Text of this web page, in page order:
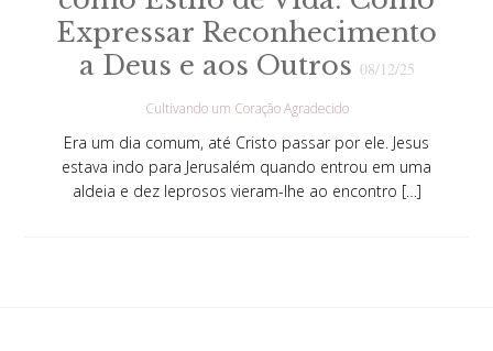
Expressar Reconhecimento
a Deus e aos Outros 08/12/25
Cultivando um Coração Agradecido
Era um dia comum, até Cristo passar por ele. Jesus
estava indo para Jerusalém quando entrou em uma
aldeia e dez leprosos vieram-lhe ao encontro […]